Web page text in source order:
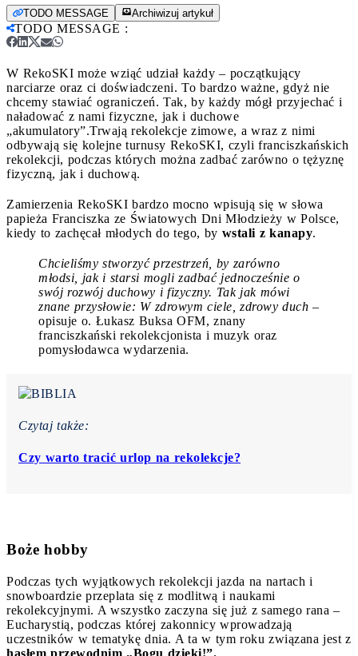
TODO MESSAGE Archiwizuj artykuł
TODO MESSAGE :
W RekoSKI może wziąć udział każdy – początkujący
narciarze oraz ci doświadczeni. To bardzo ważne, gdyż nie
chcemy stawiać ograniczeń. Tak, by każdy mógł przyjechać i
naładować z nami fizyczne, jak i duchowe
„akumulatory”.Trwają rekolekcje zimowe, a wraz z nimi
odbywają się kolejne turnusy RekoSKI, czyli franciszkańskich
rekolekcji, podczas których można zadbać zarówno o tężyznę
fizyczną, jak i duchową.
Zamierzenia RekoSKI bardzo mocno wpisują się w słowa
papieża Franciszka ze Światowych Dni Młodzieży w Polsce,
kiedy to zachęcał młodych do tego, by wstali z kanapy.
Chcieliśmy stworzyć przestrzeń, by zarówno
młodsi, jak i starsi mogli zadbać jednocześnie o
swój rozwój duchowy i fizyczny. Tak jak mówi
znane przysłowie: W zdrowym ciele, zdrowy duch –
opisuje o. Łukasz Buksa OFM, znany
franciszkański rekolekcjonista i muzyk oraz
pomysłodawca wydarzenia.
Czytaj także:
Czy warto tracić urlop na rekolekcje?
Boże hobby
Podczas tych wyjątkowych rekolekcji jazda na nartach i
snowboardzie przeplata się z modlitwą i naukami
rekolekcyjnymi. A wszystko zaczyna się już z samego rana –
Eucharystią, podczas której zakonnicy wprowadzają
uczestników w tematykę dnia. A ta w tym roku związana jest z
hasłem przewodnim „Bogu dzięki!”.